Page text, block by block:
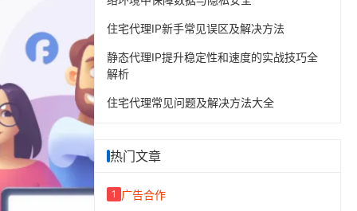
住宅代理IP新手常见误区及解决方法
静态代理IP提升稳定性和速度的实战技巧全
解析
住宅代理常见问题及解决方法大全
热门文章
1 广告合作